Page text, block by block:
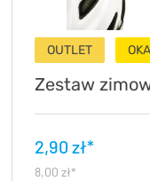
OUTLET
Zestaw
2,90 zł*
8,00 zł*